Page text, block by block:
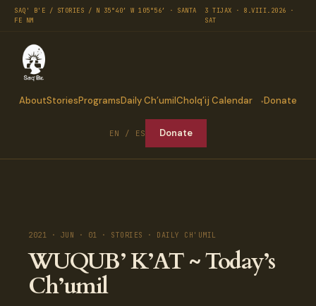
SAQ' B'E / STORIES / N 35°40′ W 105°56′ · SANTA
FE NM
3 TIJAX · 8.VIII.2026 ·
SAT
AboutStoriesProgramsDaily Ch’umilCholq’ij Calendar Donate
EN / ES Donate
2021 · JUN · 01 · STORIES · DAILY CH'UMIL
WUQUB’ K’AT ~ Today’s
Ch’umil